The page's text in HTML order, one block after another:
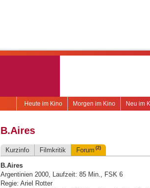
Neu im
Morgen im Kino
Heute im Kino
B.Aires
Kurzinfo Filmkritik Forum (2)
B.Aires
Argentinien 2000, Laufzeit: 85 Min., FSK 6
Regie: Ariel Rotter